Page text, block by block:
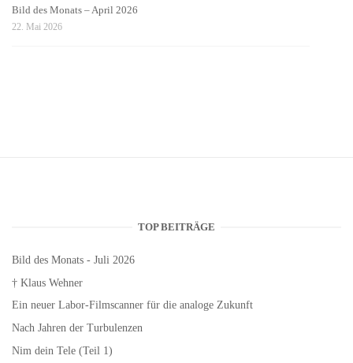
Bild des Monats – April 2026
22. Mai 2026
TOP BEITRÄGE
Bild des Monats - Juli 2026
† Klaus Wehner
Ein neuer Labor-Filmscanner für die analoge Zukunft
Nach Jahren der Turbulenzen
Nim dein Tele (Teil 1)